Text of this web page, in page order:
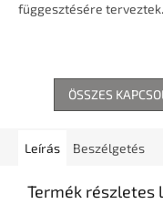
függesztésére terveztek.
ÖSSZES
Leírás Beszélgetés
Termék részletes